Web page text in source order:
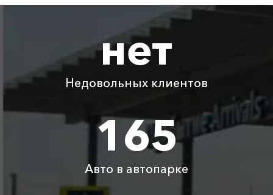
Абрау-Дюрсо ⇆
1620 ₽
690 ₽
6360 ₽
4190 ₽ 6285 ₽
Абрау-Дюрсо ⇆
1340 ₽
нет
Недовольных клиентов
165
Авто в автопарке